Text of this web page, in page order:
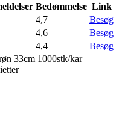
Bedømmelse Link
4,7
Besøg
4,6
Besøg
4,4
Besøg
33cm 1000stk/kar